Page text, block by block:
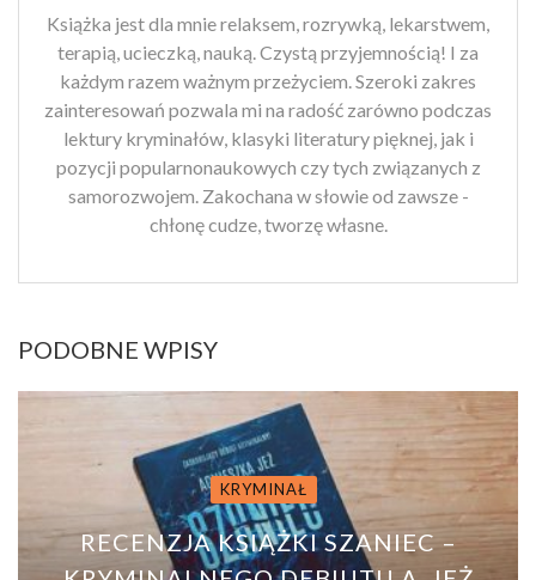
Książka jest dla mnie relaksem, rozrywką, lekarstwem,
terapią, ucieczką, nauką. Czystą przyjemnością! I za
każdym razem ważnym przeżyciem. Szeroki zakres
zainteresowań pozwala mi na radość zarówno podczas
lektury kryminałów, klasyki literatury pięknej, jak i
pozycji popularnonaukowych czy tych związanych z
samorozwojem. Zakochana w słowie od zawsze -
chłonę cudze, tworzę własne.
PODOBNE WPISY
KRYMINAŁ
RECENZJA KSIĄŻKI SZANIEC –